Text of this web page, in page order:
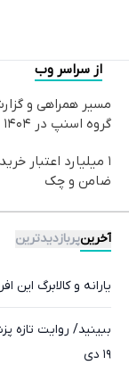
از سراسر وب
مسیر همراهی و
گروه اسنپ در ۱۴۰۴
۱ میلیارد اعتبار
ضامن و چک
آخرینپربازدیدترین
یارانه و کالابرگ
۱۹ دی